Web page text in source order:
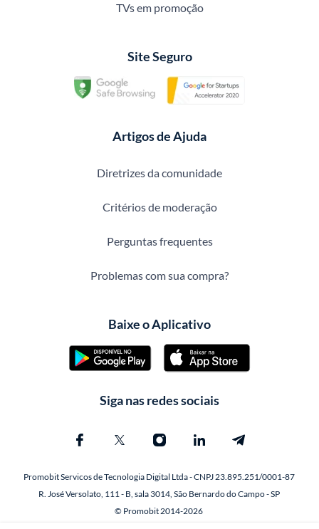
TVs em promoção
Site Seguro
Artigos de Ajuda
Diretrizes da comunidade
Critérios de moderação
Perguntas frequentes
Problemas com sua compra?
Baixe o Aplicativo
Siga nas redes sociais
Promobit Servicos de Tecnologia Digital Ltda - CNPJ 23.895.251/0001-87
R. José Versolato, 111 - B, sala 3014, São Bernardo do Campo - SP
© Promobit 2014-2026